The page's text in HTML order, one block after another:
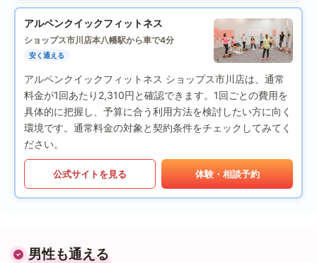
アルペンクイックフィットネス
ショップス市川店本八幡駅から車で4分
安く通える
アルペンクイックフィットネス ショップス市川店は、通常
料金が1回あたり2,310円と確認できます。1回ごとの費用を
具体的に把握し、予算に合う利用方法を検討したい方に向く
環境です。通常料金の対象と契約条件をチェックしてみてく
ださい。
公式サイトを見る 体験・相談予約
男性も通える